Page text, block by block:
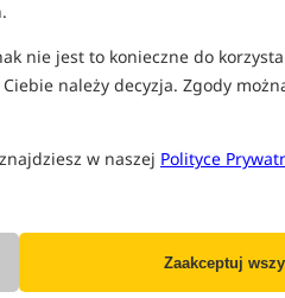
nie jest to konieczne do
należy decyzja. Zgody
w naszej Polityce
Zaakceptuj
HOOKBAITS
Nowość!